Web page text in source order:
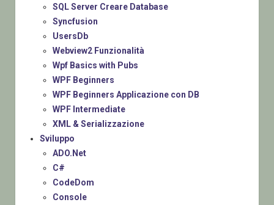
SQL Server Creare Database
Syncfusion
UsersDb
Webview2 Funzionalità
Wpf Basics with Pubs
WPF Beginners
WPF Beginners Applicazione con DB
WPF Intermediate
XML & Serializzazione
Sviluppo
ADO.Net
C#
CodeDom
Console